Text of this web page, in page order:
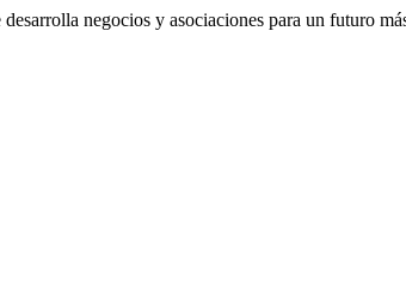
negocios y asociaciones para un futuro